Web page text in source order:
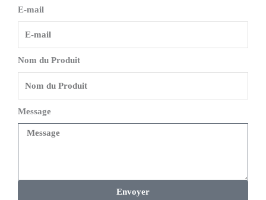
E-mail
Nom du Produit
Message
Envoyer